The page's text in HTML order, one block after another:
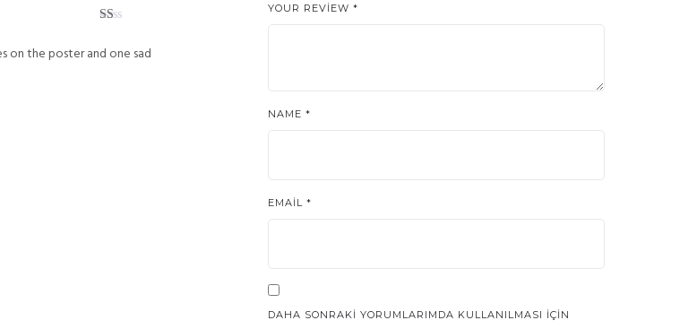
1
out
on the poster and one sad
YOUR REVIEW*
NAME*
EMAIL*
DAHA SONRAKI YORUMLARIMDA KULLANILMASI IÇIN